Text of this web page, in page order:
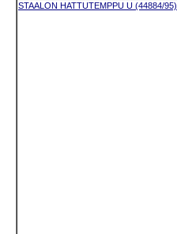
STAALON HATTUTEMPPU U (44884/95)